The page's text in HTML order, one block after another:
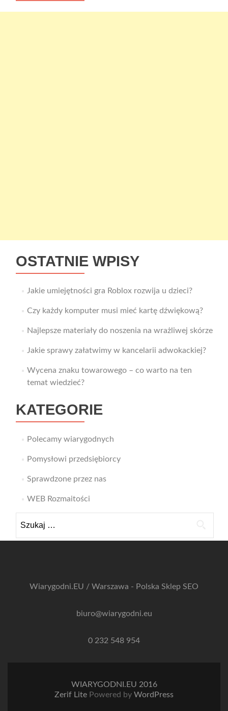
OSTATNIE WPISY
Jakie umiejętności gra Roblox rozwija u dzieci?
Czy każdy komputer musi mieć kartę dźwiękową?
Najlepsze materiały do noszenia na wrażliwej skórze
Jakie sprawy załatwimy w kancelarii adwokackiej?
Wycena znaku towarowego – co warto na ten
temat wiedzieć?
KATEGORIE
Polecamy wiarygodnych
Pomysłowi przedsiębiorcy
Sprawdzone przez nas
WEB Rozmaitości
Wiarygodni.EU / Warszawa - Polska Sklep SEO
biuro@wiarygodni.eu
0 232 548 954
WIARYGODNI.EU 2016
Zerif Lite Powered by WordPress